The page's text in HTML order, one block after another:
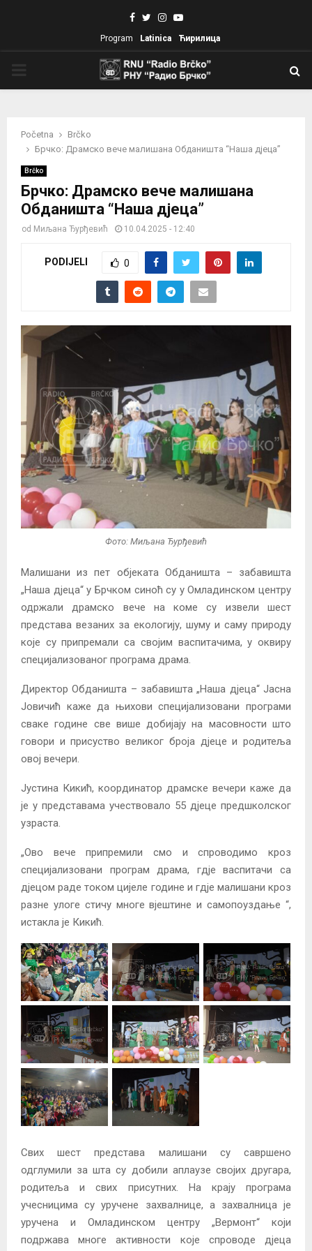
Facebook
TwitterInstagram
Youtube
Program Latinica Ћирилица
Početna
Brčko
Брчко: Драмско вече малишана Обданишта “Наша дјеца”
Brčko
Брчко: Драмско вече малишана
Обданишта “Наша дјеца”
od Миљана Ђурђевић 10.04.2025 - 12:40
PODIJELI 0
Фото: Миљана Ђурђевић
Малишани из пет објеката Обданишта – забавишта
„Наша дјеца“ у Брчком синоћ су у Омладинском центру
одржали драмско вече на коме су извели шест
представа везаних за екологију, шуму и саму природу
које су припремали са својим васпитачима, у оквиру
специјализованог програма драма.
Директор Обданишта – забавишта „Наша дјеца“ Јасна
Јовичић каже да њихови специјализовани програми
сваке године све више добијају на масовности што
говори и присуство великог броја дјеце и родитеља
овој вечери.
Јустина Кикић, координатор драмске вечери каже да
је у представама учествовало 55 дјеце предшколског
узраста.
„Овo вече припремили смо и спроводимо кроз
специјализовани програм драма, гдје васпитачи са
дјецом раде током цијеле године и гдје малишани кроз
разне улоге стичу многе вјештине и самопоуздање “,
истакла је Кикић.
Свих шест представа малишани су савршено
одглумили за шта су добили аплаузе својих другара,
родитеља и свих присутних. На крају програма
учесницима су уручене захвалнице, а захвалница је
уручена и Омладинском центру „Вермонт“ који
подржава многе активности које спроводе дјеца